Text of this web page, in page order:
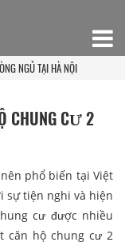
NGỦ TẠI HÀ NỘI
CHUNG CƯ 2
phổ biến tại Việt
sự tiện nghi và hiện
cư được nhiều
căn hộ chung cư 2